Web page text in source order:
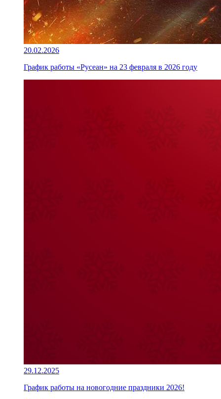
20.02.2026
График работы «Русеан» на 23 февраля в 2026 году
29.12.2025
График работы на новогодние праздники 2026!